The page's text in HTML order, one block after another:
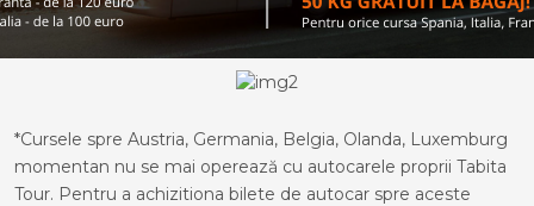
*Cursele spre Austria, Germania, Belgia, Olanda, Luxemburg
momentan nu se mai operează cu autocarele proprii Tabita
Tour. Pentru a achizitiona bilete de autocar spre aceste